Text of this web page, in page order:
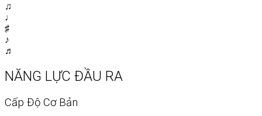
♫
♩
♯
♪
♬
NĂNG LỰC ĐẦU RA
Cấp Độ Cơ Bản